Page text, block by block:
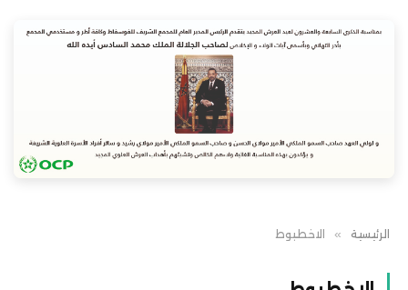
الرئيسية » الاخطبوط